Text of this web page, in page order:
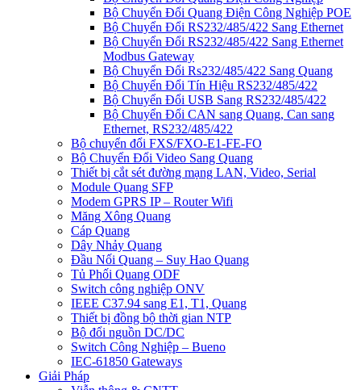
Bộ Chuyển Đổi Quang Điện Công Nghiệp POE
Bộ Chuyển Đổi RS232/485/422 Sang Ethernet
Bộ Chuyển Đổi RS232/485/422 Sang Ethernet
Modbus Gateway
Bộ Chuyển Đổi Rs232/485/422 Sang Quang
Bộ Chuyển Đổi Tín Hiệu RS232/485/422
Bộ Chuyển Đổi USB Sang RS232/485/422
Bộ Chuyển Đổi CAN sang Quang, Can sang
Ethernet, RS232/485/422
Bộ chuyển đổi FXS/FXO-E1-FE-FO
Bộ Chuyển Đổi Video Sang Quang
Thiết bị cắt sét đường mạng LAN, Video, Serial
Module Quang SFP
Modem GPRS IP – Router Wifi
Măng Xông Quang
Cáp Quang
Dây Nhảy Quang
Đầu Nối Quang – Suy Hao Quang
Tủ Phối Quang ODF
Switch công nghiệp ONV
IEEE C37.94 sang E1, T1, Quang
Thiết bị đồng bộ thời gian NTP
Bộ đổi nguồn DC/DC
Switch Công Nghiệp – Bueno
IEC-61850 Gateways
Giải Pháp